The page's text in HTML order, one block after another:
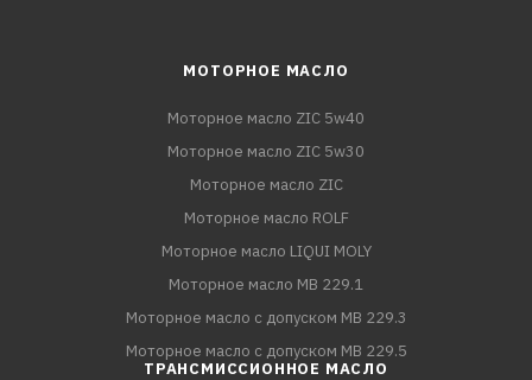
МОТОРНОЕ МАСЛО
Моторное масло ZIC 5w40
Моторное масло ZIC 5w30
Моторное масло ZIC
Моторное масло ROLF
Моторное масло LIQUI MOLY
Моторное масло MB 229.1
Моторное масло с допуском MB 229.3
Моторное масло с допуском MB 229.5
ТРАНСМИССИОННОЕ МАСЛО